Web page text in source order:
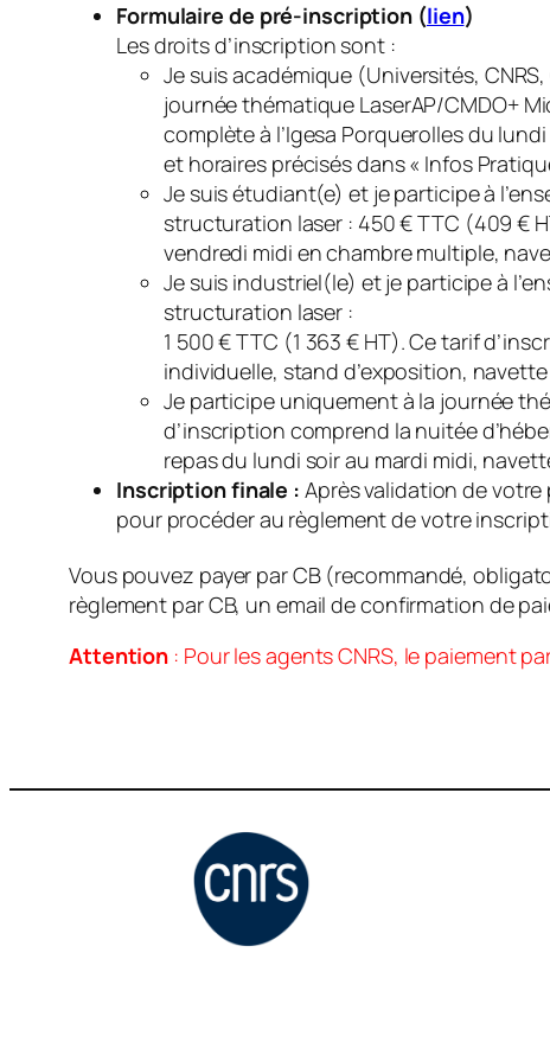
Formulaire de pré-inscription (lien)
Les droits d’inscription sont :
Je suis académique (Universités,
journée thématique LaserAP/CMDO+
complète à l’Igesa Porquerolles du
et horaires précisés dans « Infos
Je suis étudiant(e) et je participe à
structuration laser : 450 € TTC (409 €
vendredi midi en chambre multiple,
Je suis industriel(le) et je participe à
structuration laser :
1 500 € TTC (1 363 € HT). Ce tarif
individuelle, stand d’exposition,
Je participe uniquement à la journée
d’inscription comprend la nuitée
repas du lundi soir au mardi midi,
Inscription finale : Après validation de
pour procéder au règlement de votre
Vous pouvez payer par CB (recommandé,
règlement par CB, un email de confirmation de
Attention : Pour les agents CNRS, le paiement